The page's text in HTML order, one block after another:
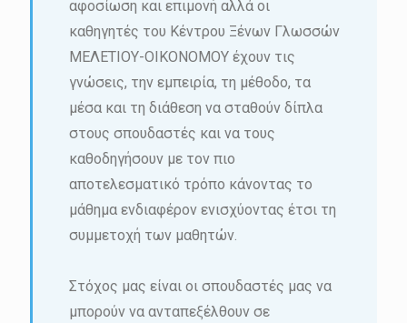
αφοσίωση και επιμονή αλλά οι
καθηγητές του Κέντρου Ξένων Γλωσσών
ΜΕΛΕΤΙΟΥ-ΟΙΚΟΝΟΜΟΥ έχουν τις
γνώσεις, την εμπειρία, τη μέθοδο, τα
μέσα και τη διάθεση να σταθούν δίπλα
στους σπουδαστές και να τους
καθοδηγήσουν με τον πιο
αποτελεσματικό τρόπο κάνοντας το
μάθημα ενδιαφέρον ενισχύοντας έτσι τη
συμμετοχή των μαθητών.
Στόχος μας είναι οι σπουδαστές μας να
μπορούν να ανταπεξέλθουν σε